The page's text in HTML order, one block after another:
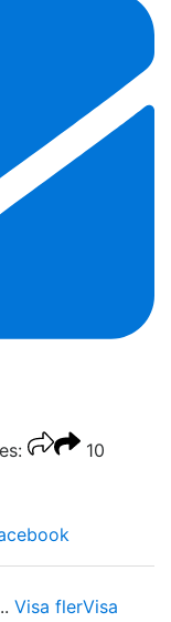
10
Visa flerVisa